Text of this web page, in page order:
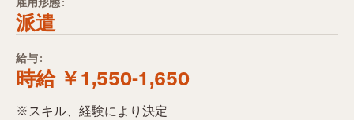
雇用形態:
派遣
給与:
時給 ￥1,550-1,650
※スキル、経験により決定